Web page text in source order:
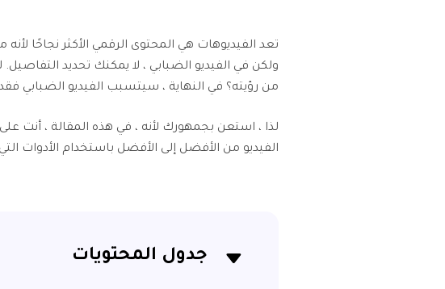
تعد الفيديوهات هي المحتوى الرقمي الأكثر نجاحًا
ولكن في الفيديو الضبابي ، لا يمكنك تحديد
من رؤيته؟ في النهاية ، سيتسبب الفيديو الضبابي
لذا ، استعن بجمهورك لأنه ، في هذه المقالة ، أنت
الفيديو من الأفضل إلى الأفضل باستخدام الأدوات
جدول المحتويات